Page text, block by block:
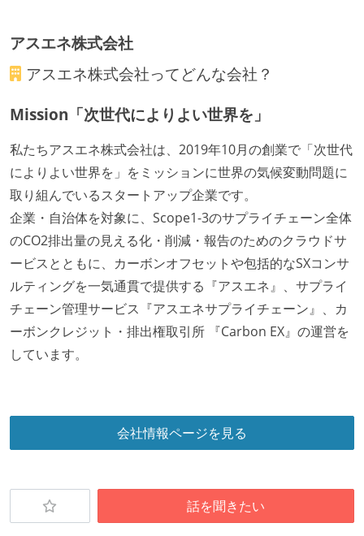
アスエネ株式会社
アスエネ株式会社ってどんな会社？
Mission「次世代によりよい世界を」
私たちアスエネ株式会社は、2019年10月の創業で「次世代
によりよい世界を」をミッションに世界の気候変動問題に
取り組んでいるスタートアップ企業です。
企業・自治体を対象に、Scope1-3のサプライチェーン全体
のCO2排出量の見える化・削減・報告のためのクラウドサ
ービスとともに、カーボンオフセットや包括的なSXコンサ
ルティングを一気通貫で提供する『アスエネ』、サプライ
チェーン管理サービス『アスエネサプライチェーン』、カ
ーボンクレジット・排出権取引所 『Carbon EX』の運営を
しています。
会社情報ページを見る
話を聞きたい